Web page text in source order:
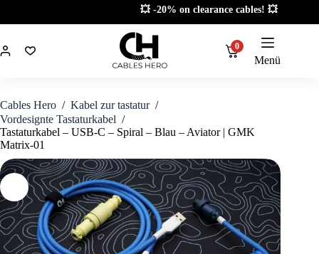
💥 -20% on clearance cables! 💥
0
Menü
Cables Hero / Kabel zur tastatur /
Vordesignte Tastaturkabel /
Tastaturkabel – USB-C – Spiral – Blau – Aviator | GMK
Matrix-01